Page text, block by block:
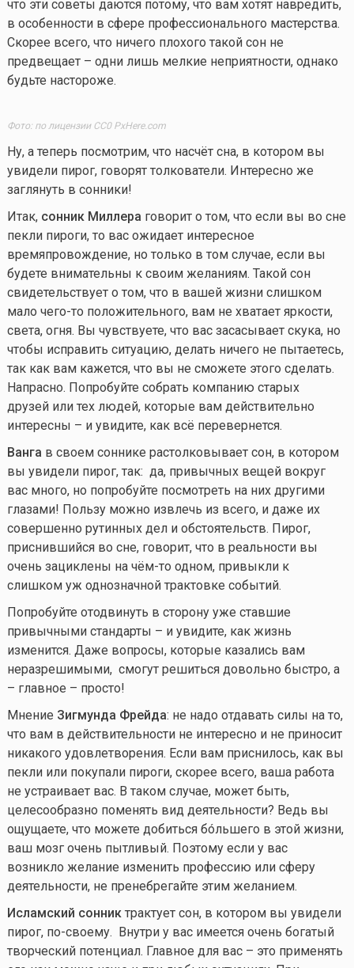
что эти советы даются потому, что вам хотят навредить,
в особенности в сфере профессионального мастерства.
Скорее всего, что ничего плохого такой сон не
предвещает – одни лишь мелкие неприятности, однако
будьте настороже.
Фото: по лицензии CC0 PxHere.com
Ну, а теперь посмотрим, что насчёт сна, в котором вы
увидели пирог, говорят толкователи. Интересно же
заглянуть в сонники!
Итак, сонник Миллера говорит о том, что если вы во сне
пекли пироги, то вас ожидает интересное
времяпровождение, но только в том случае, если вы
будете внимательны к своим желаниям. Такой сон
свидетельствует о том, что в вашей жизни слишком
мало чего-то положительного, вам не хватает яркости,
света, огня. Вы чувствуете, что вас засасывает скука, но
чтобы исправить ситуацию, делать ничего не пытаетесь,
так как вам кажется, что вы не сможете этого сделать.
Напрасно. Попробуйте собрать компанию старых
друзей или тех людей, которые вам действительно
интересны – и увидите, как всё перевернется.
Ванга в своем соннике растолковывает сон, в котором
вы увидели пирог, так: да, привычных вещей вокруг
вас много, но попробуйте посмотреть на них другими
глазами! Пользу можно извлечь из всего, и даже их
совершенно рутинных дел и обстоятельств. Пирог,
приснившийся во сне, говорит, что в реальности вы
очень зациклены на чём-то одном, привыкли к
слишком уж однозначной трактовке событий.
Попробуйте отодвинуть в сторону уже ставшие
привычными стандарты – и увидите, как жизнь
изменится. Даже вопросы, которые казались вам
неразрешимыми, смогут решиться довольно быстро, а
– главное – просто!
Мнение Зигмунда Фрейда: не надо отдавать силы на то,
что вам в действительности не интересно и не приносит
никакого удовлетворения. Если вам приснилось, как вы
пекли или покупали пироги, скорее всего, ваша работа
не устраивает вас. В таком случае, может быть,
целесообразно поменять вид деятельности? Ведь вы
ощущаете, что можете добиться бóльшего в этой жизни,
ваш мозг очень пытливый. Поэтому если у вас
возникло желание изменить профессию или сферу
деятельности, не пренебрегайте этим желанием.
Исламский сонниктрактует сон, в котором вы увидели
пирог, по-своему. Внутри у вас имеется очень богатый
творческий потенциал. Главное для вас – это применять